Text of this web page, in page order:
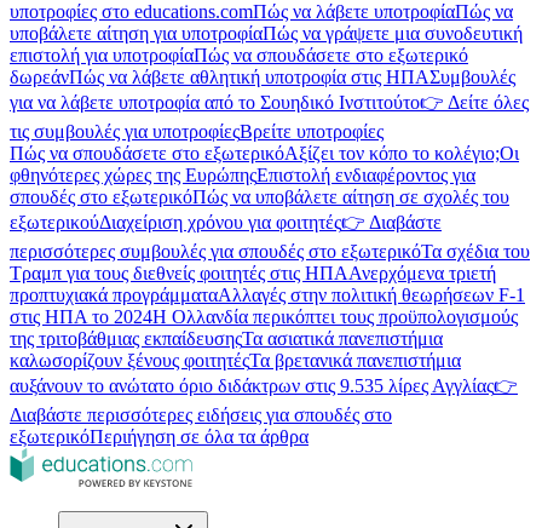
υποτροφίες στο educations.comΠώς να λάβετε υποτροφίαΠώς να
υποβάλετε αίτηση για υποτροφίαΠώς να γράψετε μια συνοδευτική
επιστολή για υποτροφίαΠώς να σπουδάσετε στο εξωτερικό
δωρεάνΠώς να λάβετε αθλητική υποτροφία στις ΗΠΑΣυμβουλές
για να λάβετε υποτροφία από το Σουηδικό Ινστιτούτο👉 Δείτε όλες
τις συμβουλές για υποτροφίεςΒρείτε υποτροφίες
Πώς να σπουδάσετε στο εξωτερικόΑξίζει τον κόπο το κολέγιο;Οι
φθηνότερες χώρες της ΕυρώπηςΕπιστολή ενδιαφέροντος για
σπουδές στο εξωτερικόΠώς να υποβάλετε αίτηση σε σχολές του
εξωτερικούΔιαχείριση χρόνου για φοιτητές👉 Διαβάστε
περισσότερες συμβουλές για σπουδές στο εξωτερικόΤα σχέδια του
Τραμπ για τους διεθνείς φοιτητές στις ΗΠΑΑνερχόμενα τριετή
προπτυχιακά προγράμματαΑλλαγές στην πολιτική θεωρήσεων F-1
στις ΗΠΑ το 2024Η Ολλανδία περικόπτει τους προϋπολογισμούς
της τριτοβάθμιας εκπαίδευσηςΤα ασιατικά πανεπιστήμια
καλωσορίζουν ξένους φοιτητέςΤα βρετανικά πανεπιστήμια
αυξάνουν το ανώτατο όριο διδάκτρων στις 9.535 λίρες Αγγλίας👉
Διαβάστε περισσότερες ειδήσεις για σπουδές στο
εξωτερικόΠεριήγηση σε όλα τα άρθρα